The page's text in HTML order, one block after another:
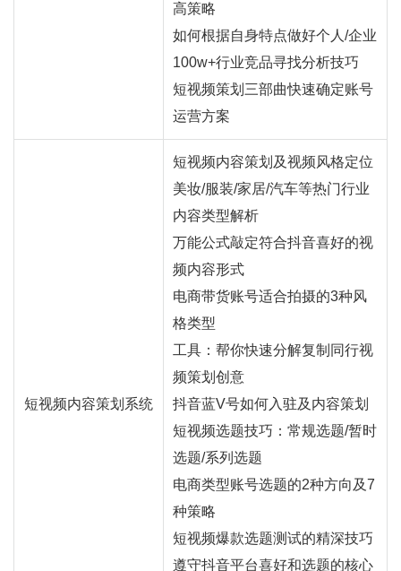
高策略
如何根据自身特点做好个人/企业
100w+行业竞品寻找分析技巧
短视频策划三部曲快速确定账号
运营方案
短视频内容策划系统
短视频内容策划及视频风格定位
美妆/服装/家居/汽车等热门行业
内容类型解析
万能公式敲定符合抖音喜好的视
频内容形式
电商带货账号适合拍摄的3种风
格类型
工具：帮你快速分解复制同行视
频策划创意
抖音蓝V号如何入驻及内容策划
短视频选题技巧：常规选题/暂时
选题/系列选题
电商类型账号选题的2种方向及7
种策略
短视频爆款选题测试的精深技巧
遵守抖音平台喜好和选题的核心